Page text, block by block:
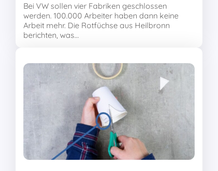
Bei VW sollen vier Fabriken geschlossen
werden. 100.000 Arbeiter haben dann keine
Arbeit mehr. Die Rotfüchse aus Heilbronn
berichten, was…